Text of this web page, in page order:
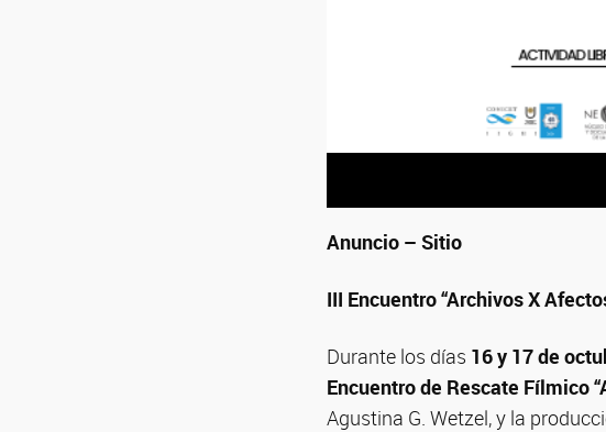
Anuncio – Sitio
III Encuentro “Archivos X
Durante los días 16 y 17 de
Encuentro de Rescate Fílmico
Agustina G. Wetzel, y la